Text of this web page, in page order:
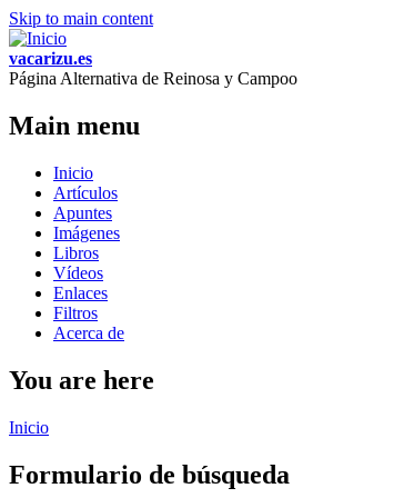
Skip to main content
vacarizu.es
Página Alternativa de Reinosa y Campoo
Main menu
Inicio
Artículos
Apuntes
Imágenes
Libros
Vídeos
Enlaces
Filtros
Acerca de
You are here
Inicio
Formulario de búsqueda